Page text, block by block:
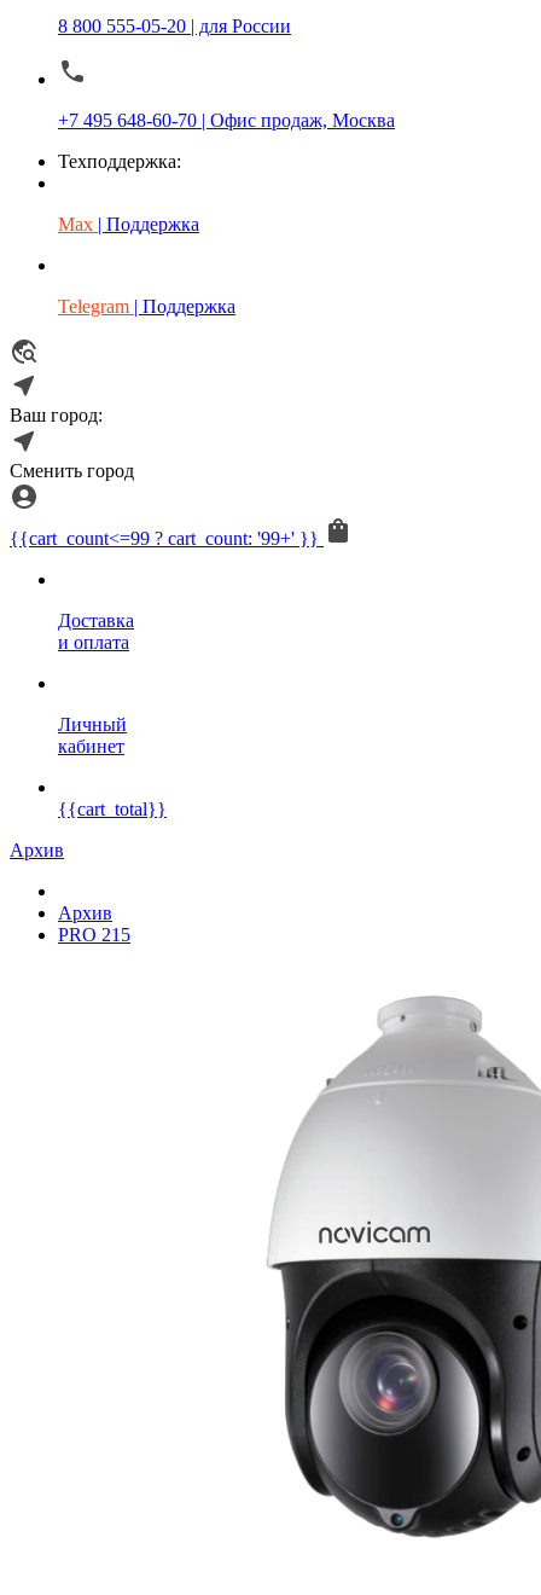
8 800 555-05-20 | для России
+7 495 648-60-70 | Офис продаж, Москва
Техподдержка:
Max | Поддержка
Telegram | Поддержка
Ваш город:
Сменить город
{{cart_count<=99 ? cart_count: '99+' }}
Доставка
и оплата
Личный
кабинет
{{cart_total}}
Архив
Архив
PRO 215